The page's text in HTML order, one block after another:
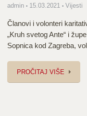
admin 15.03.2021 Vijesti
Članovi i volonteri
„Kruh svetog Ante“ i
Sopnica kod Zagreba,
PROČITAJ VIŠE